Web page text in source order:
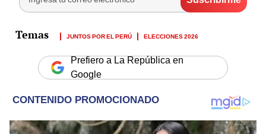
JUNTOS POR EL PERÚ ELECCIONES 2026
Prefiero a La República en
Google